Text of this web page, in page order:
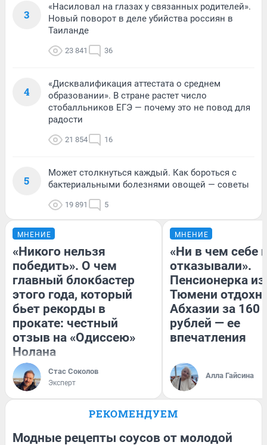
3
«Насиловал на глазах у связанных родителей».
Новый поворот в деле убийства россиян в
Таиланде
23 841 36
4
«Дисквалификация аттестата о среднем
образовании». В стране растет число
стобалльников ЕГЭ — почему это не повод для
радости
21 854 16
5
Может столкнуться каждый. Как бороться с
бактериальными болезнями овощей — советы
19 891 5
МНЕНИЕ
«Никого нельзя
победить». О чем
главный блокбастер
этого года, который
бьет рекорды в
прокате: честный
отзыв на «Одиссею»
Нолана
Стас Соколов
Эксперт
МНЕНИЕ
«Ни в чем себе
отказывали».
Пенсионерка из
Тюмени
Абхазии за 160
рублей — ее
впечатления
Алла Гайсина
РЕКОМЕНДУЕМ
Модные рецепты соусов от молодой